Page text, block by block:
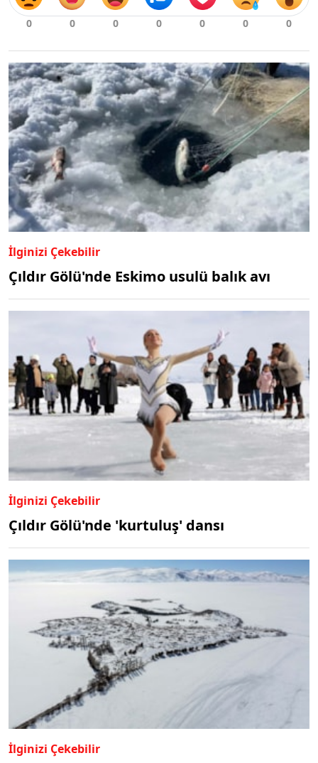
İlginizi Çekebilir
Çıldır Gölü'nde Eskimo usulü balık avı
İlginizi Çekebilir
Çıldır Gölü'nde 'kurtuluş' dansı
İlginizi Çekebilir